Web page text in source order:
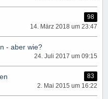
98
14. März 2018 um 23:47
- aber wie?
24. Juli 2017 um 09:15
83
2. Mai 2015 um 16:22